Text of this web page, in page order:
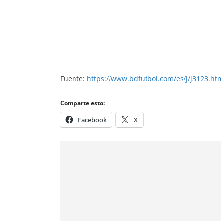
Fuente: https://www.bdfutbol.com/es/j/
Comparte esto:
Facebook X